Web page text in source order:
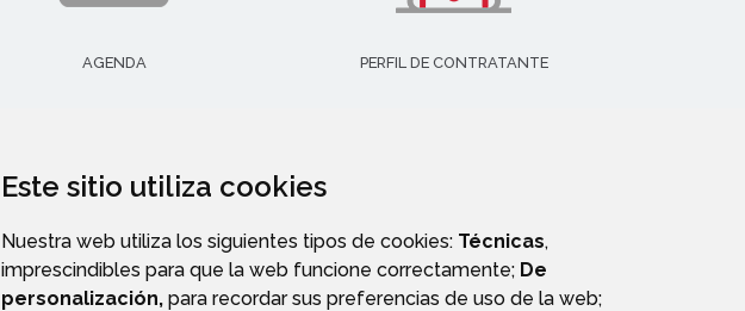
Este sitio utiliza cookies
Nuestra web utiliza los siguientes tipos de cookies: Técnicas,
imprescindibles para que la web funcione correctamente; De
personalización, para recordar sus preferencias de uso de la web;
AGENDA PERFIL DE CONTRATANTE